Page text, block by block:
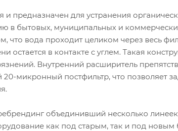
и предназначен для устранения
в бытовых, муниципальных и
что вода проходит целиком через весь
в контакте с углем. Такая
Внутренний расширитель
микронный постфильтр, что позволяет
объединивший несколько
как под старым, так и под